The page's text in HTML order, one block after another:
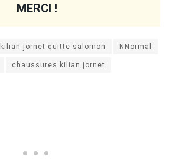
MERCI !
kilian jornet quitte salomon
NNormal
chaussures kilian jornet